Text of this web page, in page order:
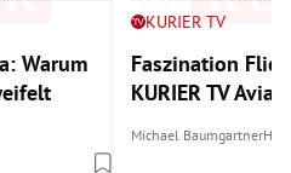
Warum
KURIER TV
Faszination
KURIER TV
Michael Baumgartner